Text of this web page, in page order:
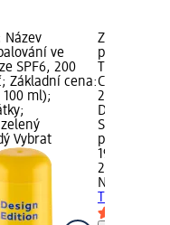
Název
ve
SPF6, 200
Základní cena:
ml);
Vybrat
Značka:
produktu:
Tropical
Cena:
200 ml
Skladem,
prodejnu
199,00 Kč
200 ml
NIVEA SUN
Tropical